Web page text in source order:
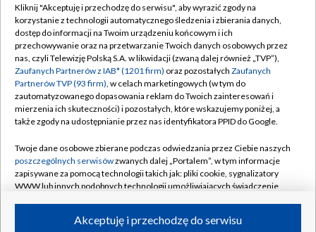
TVP
Abonament TVP
Emisja w TVP
Centrum informacji TVP
Naziemna Telewizja Cyfrowa
Rada Programowa
System NOS
Informacje o nadawcy
Program dla prasy
Regulamin TVP
Polityka prywatności
Moje zgody
Pomoc
Kontakt
Kanały
Kliknij "Akceptuję i przechodzę do serwisu", aby wyrazić zgody na
korzystanie z technologii automatycznego śledzenia i zbierania danych,
dostęp do informacji na Twoim urządzeniu końcowym i ich
przechowywanie oraz na przetwarzanie Twoich danych osobowych przez
nas, czyli Telewizję Polską S.A. w likwidacji (zwaną dalej również „TVP”),
Zaufanych Partnerów z IAB* (1201 firm) oraz pozostałych Zaufanych
Partnerów TVP (93 firm), w celach marketingowych (w tym do
zautomatyzowanego dopasowania reklam do Twoich zainteresowań i
mierzenia ich skuteczności) i pozostałych, które wskazujemy poniżej, a
także zgody na udostępnianie przez nas identyfikatora PPID do Google.
Twoje dane osobowe zbierane podczas odwiedzania przez Ciebie naszych
poszczególnych serwisówzwanych dalej „Portalem”, w tym informacje
zapisywane za pomocą technologii takich jak: pliki cookie, sygnalizatory
WWW lub innych podobnych technologii umożliwiających świadczenie
ruchu w Internecie.Akceptuję i przechodzę do serwisu